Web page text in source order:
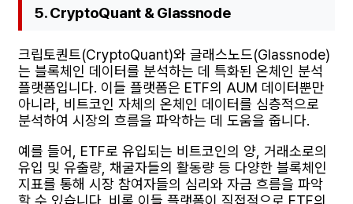
5. CryptoQuant & Glassnode
크립토퀀트(CryptoQuant)와 글래스노드(Glassnode)
는 블록체인 데이터를 분석하는 데 특화된 온체인 분석
플랫폼입니다. 이들 플랫폼은 ETF의 AUM 데이터뿐만
아니라, 비트코인 자체의 온체인 데이터를 심층적으로
분석하여 시장의 흐름을 파악하는 데 도움을 줍니다.
예를 들어, ETF로 유입되는 비트코인의 양, 거래소로의
유입 및 유출량, 채굴자들의 활동량 등 다양한 블록체인
지표를 통해 시장 참여자들의 심리와 자금 흐름을 파악
할 수 있습니다. 비록 이들 플랫폼이 직접적으로 ETF의